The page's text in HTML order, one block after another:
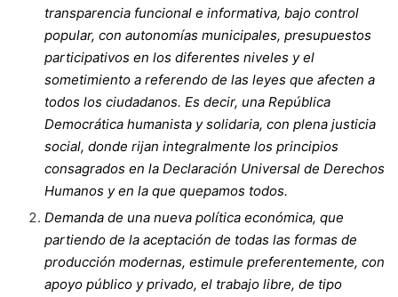
transparencia funcional e informativa, bajo control
popular, con autonomías municipales, presupuestos
participativos en los diferentes niveles y el
sometimiento a referendo de las leyes que afecten a
todos los ciudadanos. Es decir, una República
Democrática humanista y solidaria, con plena justicia
social, donde rijan integralmente los principios
consagrados en la Declaración Universal de Derechos
Humanos y en la que quepamos todos.
Demanda de una nueva política económica, que
partiendo de la aceptación de todas las formas de
producción modernas, estimule preferentemente, con
apoyo público y privado, el trabajo libre, de tipo